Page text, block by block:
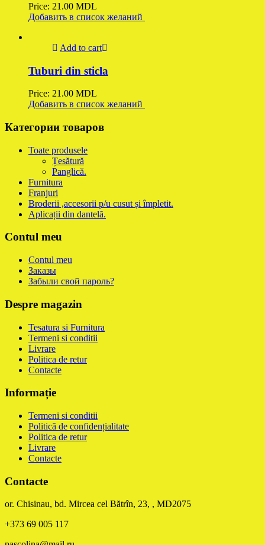
Price: 21.00 MDL
Добавить в список желаний
Add to cart
Tuburi din sticla
Price: 21.00 MDL
Добавить в список желаний
Категории товаров
Toate produsele
Țesătură
Panglică.
Furnitura
Franjuri
Broderii ,accesorii p/u cusut și împletit.
Aplicații din dantelă.
Contul meu
Contul meu
Заказы
Забыли свой пароль?
Despre magazin
Tesatura si Furnitura
Termeni si conditii
Livrare
Politica de retur
Contacte
Informație
Termeni si conditii
Politică de confidențialitate
Politica de retur
Livrare
Contacte
Contacte
or. Chisinau, bd. Mircea cel Bătrîn, 23, , MD2075
+373 69 005 117